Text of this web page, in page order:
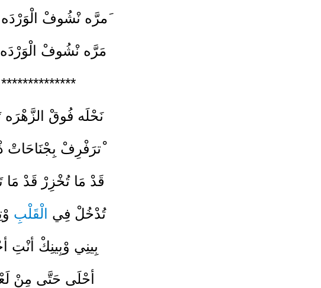
َمرَّه نْشُوفْ الْوَرْدَه
مَرَّه نْشُوفْ
**************
نَحْلَه فُوقْ الزَّهْرَه
ْترَفْرِفْ
قَدْ مَا تُخْزِرْ قَدْ مَا
تُدْخُلْ فِي الْقَلْبِ
بِينِي وْبِينِكْ أنْتِ
أحْلَى حَتَّى مِنْ